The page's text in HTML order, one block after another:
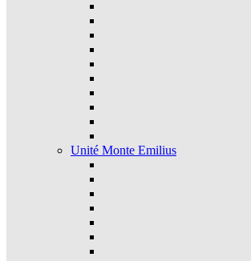
Unité Monte Emilius